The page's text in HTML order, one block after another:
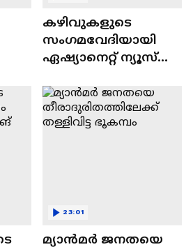
കഴിവുകളുടെ
സംഗമവേദിയായി
ഏഷ്യാനെറ്റ് ന്യൂസ്
സീസൺ 2
മ്യാൻമർ ജനതയെ
23:01